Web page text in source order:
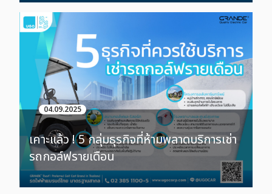
04.09.2025
เคาะแล้ว ! 5 กลุ่มธุรกิจที่ห้ามพลาดบริการเช่า
รถกอล์ฟรายเดือน